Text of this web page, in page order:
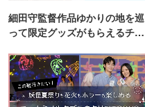
細田守監督作品ゆかりの地を巡
って限定グッズがもらえるチャ